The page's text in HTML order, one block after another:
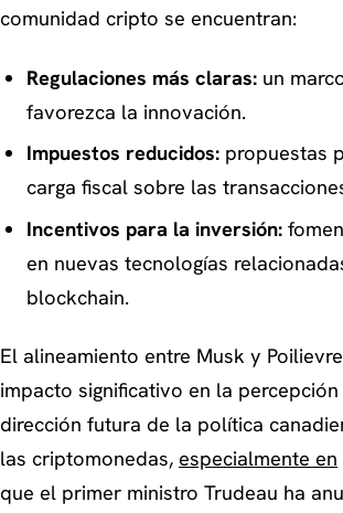
comunidad cripto se encuentran:
Regulaciones más claras:un
favorezca la innovación.
Impuestos reducidos:propuestas
carga fiscal sobre las
Incentivos para la inversión:
en nuevas tecnologías
blockchain.
El alineamiento entre Musk y
impacto significativo en la
dirección futura de la política
las criptomonedas, especialmente en
que el primer ministro Trudeau ha